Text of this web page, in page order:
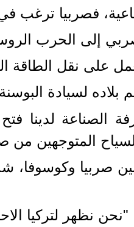
فصربيا ترغب
إلى الحرب
على نقل الطاقة
لسيادة
الصناعة لدينا
المتوجهين من صربيا
صربيا وكوسوفا،
نظهر لتركيا